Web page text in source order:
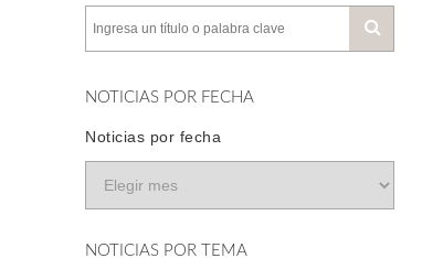
NOTICIAS POR FECHA
Noticias por fecha
NOTICIAS POR TEMA